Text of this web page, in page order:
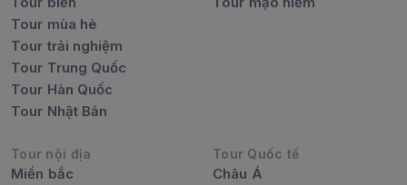
Tour mùa hè
Tour trải nghiệm
Tour Trung Quốc
Tour Hàn Quốc
Tour Nhật Bản
Tour nội địa
Miền bắc
Tour Quốc tế
Châu Á